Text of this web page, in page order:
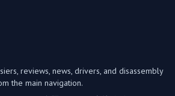
reviews, news, drivers, and disassembly
the main navigation.